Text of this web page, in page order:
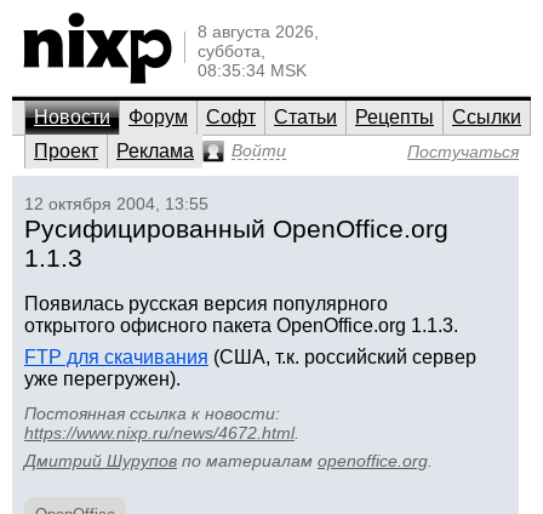
8 августа 2026,
суббота,
08:35:34 MSK
Новости Форум Софт Статьи Рецепты
Ссылки
Проект
Реклама Войти Постучаться
12 октября 2004, 13:55
Русифицированный OpenOffice.org
1.1.3
Появилась русская версия популярного
открытого офисного пакета OpenOffice.org 1.1.3.
FTP для скачивания (США, т.к. российский сервер
уже перегружен).
Постоянная ссылка к новости:
https://www.nixp.ru/news/4672.html.
Дмитрий Шурупов по материалам openoffice.org